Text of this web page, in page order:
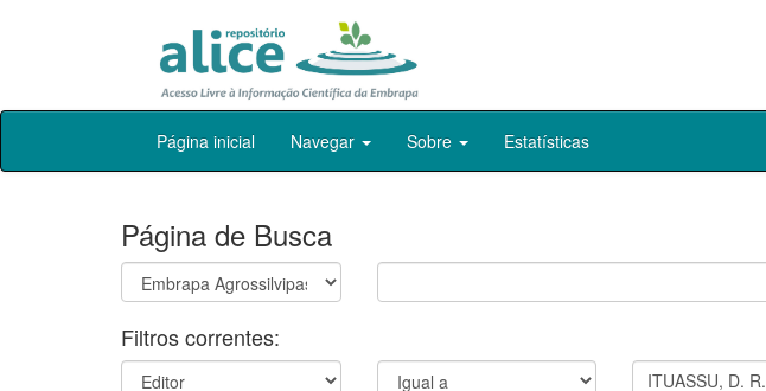
Skip
Página inicial Navegar Sobre Estatísticas
Página de Busca
Filtros correntes: